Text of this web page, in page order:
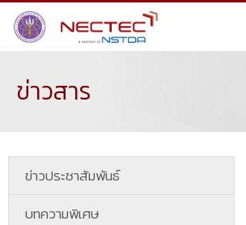
ข่าวสาร
ข่าวประชาสัมพันธ์
บทความพิเศษ